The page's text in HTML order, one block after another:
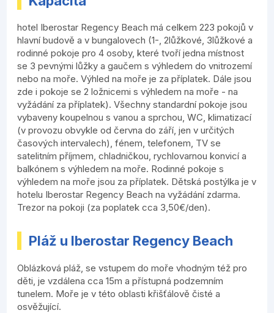
hotel Iberostar Regency Beach má celkem 223 pokojů v
hlavní budově a v bungalovech (1-, 2lůžkové, 3lůžkové a
rodinné pokoje pro 4 osoby, které tvoří jedna místnost
se 3 pevnými lůžky a gaučem s výhledem do vnitrozemí
nebo na moře. Výhled na moře je za příplatek. Dále jsou
zde i pokoje se 2 ložnicemi s výhledem na moře - na
vyžádání za příplatek). Všechny standardní pokoje jsou
vybaveny koupelnou s vanou a sprchou, WC, klimatizací
(v provozu obvykle od června do září, jen v určitých
časových intervalech), fénem, telefonem, TV se
satelitním příjmem, chladničkou, rychlovarnou konvicí a
balkónem s výhledem na moře. Rodinné pokoje s
výhledem na moře jsou za příplatek. Dětská postýlka je v
hotelu Iberostar Regency Beach na vyžádání zdarma.
Trezor na pokoji (za poplatek cca 3,50€/den).
Pláž u Iberostar Regency Beach
Oblázková pláž, se vstupem do moře vhodným též pro
děti, je vzdálena cca 15m a přístupná podzemním
tunelem. Moře je v této oblasti křišťálově čisté a
osvěžující.